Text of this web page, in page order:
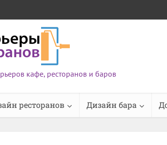
кафе, ресторанов и баров
ресторанов Дизайн бара